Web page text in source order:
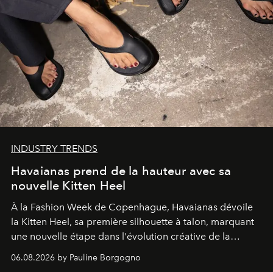
INDUSTRY TRENDS
Havaianas prend de la hauteur avec sa
nouvelle Kitten Heel
À la Fashion Week de Copenhague, Havaianas dévoile
la Kitten Heel, sa première silhouette à talon, marquant
une nouvelle étape dans l'évolution créative de la
06.08.2026 by Pauline Borgogno